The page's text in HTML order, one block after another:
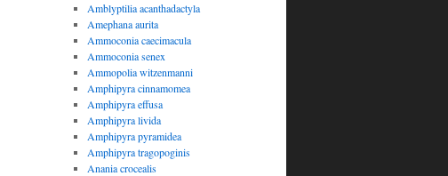
Amblyptilia acanthadactyla
Amephana aurita
Ammoconia caecimacula
Ammoconia senex
Ammopolia witzenmanni
Amphipyra cinnamomea
Amphipyra effusa
Amphipyra livida
Amphipyra pyramidea
Amphipyra tragopoginis
Anania crocealis